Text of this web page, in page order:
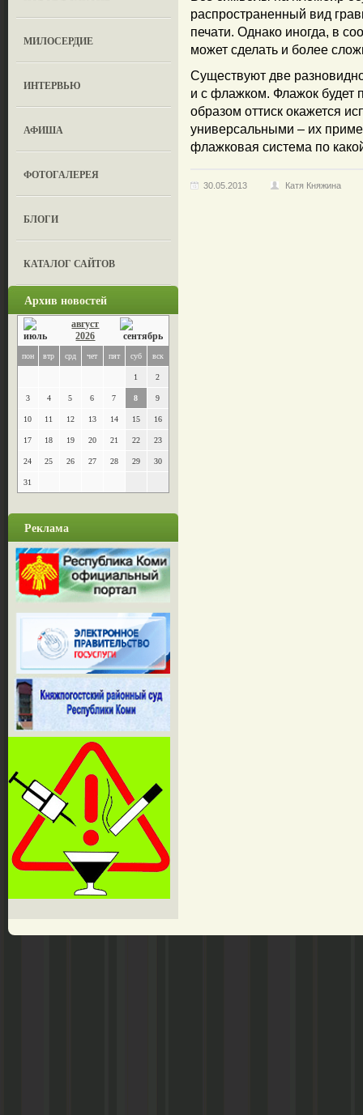
МИЛОСЕРДИЕ
ИНТЕРВЬЮ
АФИША
ФОТОГАЛЕРЕЯ
БЛОГИ
КАТАЛОГ САЙТОВ
Архив новостей
август
2026
пон втр срд чет пят суб вск
1 2
3 4 5 6 7 8 9
10 11 12 13 14 15 16
17 18 19 20 21 22 23
24 25 26 27 28 29 30
31
Реклама
распространенный вид
печати. Однако иногда, в
может сделать и более
Существуют две
и с флажком. Флажок будет
образом оттиск окажется
универсальными – их
флажковая система по
30.05.2013 Катя Княжина